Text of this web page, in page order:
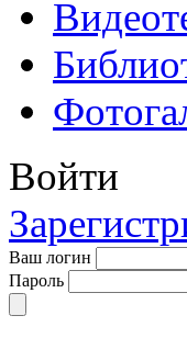
Войти
Ваш логин
Пароль